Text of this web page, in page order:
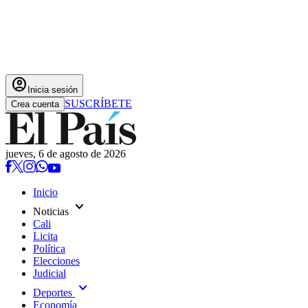
account_circle Inicia sesión
Crea cuenta SUSCRÍBETE
jueves, 6 de agosto de 2026
Inicio
Noticias expand_more
Cali
Licita
Política
Elecciones
Judicial
Deportes expand_more
Economía